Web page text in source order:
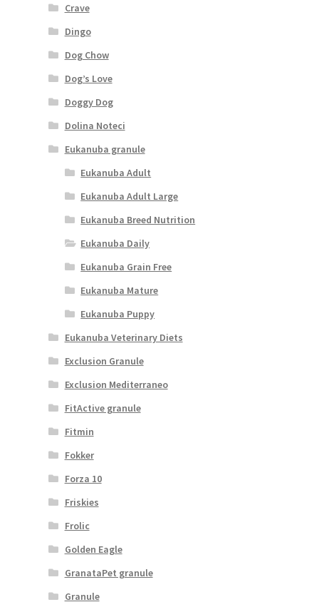
Crave
Dingo
Dog Chow
Dog’s Love
Doggy Dog
Dolina Noteci
Eukanuba granule
Eukanuba Adult
Eukanuba Adult Large
Eukanuba Breed Nutrition
Eukanuba Daily
Eukanuba Grain Free
Eukanuba Mature
Eukanuba Puppy
Eukanuba Veterinary Diets
Exclusion Granule
Exclusion Mediterraneo
FitActive granule
Fitmin
Fokker
Forza 10
Friskies
Frolic
Golden Eagle
GranataPet granule
Granule